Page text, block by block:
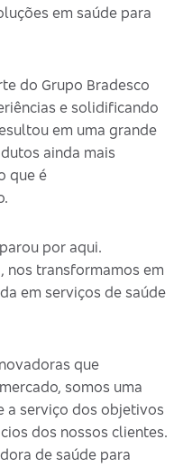
em saúde para
do Grupo Bradesco
e solidificando
em uma grande
ainda mais
que é
por aqui.
nos transformamos em
em serviços de saúde
que
somos uma
a serviço dos objetivos
dos nossos clientes.
de saúde para